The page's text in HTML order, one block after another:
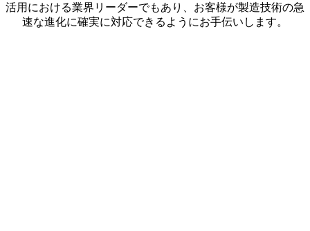
活用における業界リーダーでもあり、お客様が製造技術の急
速な進化に確実に対応できるようにお手伝いします。